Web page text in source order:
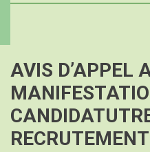
AVIS D’APPEL
RECRUTEMENT